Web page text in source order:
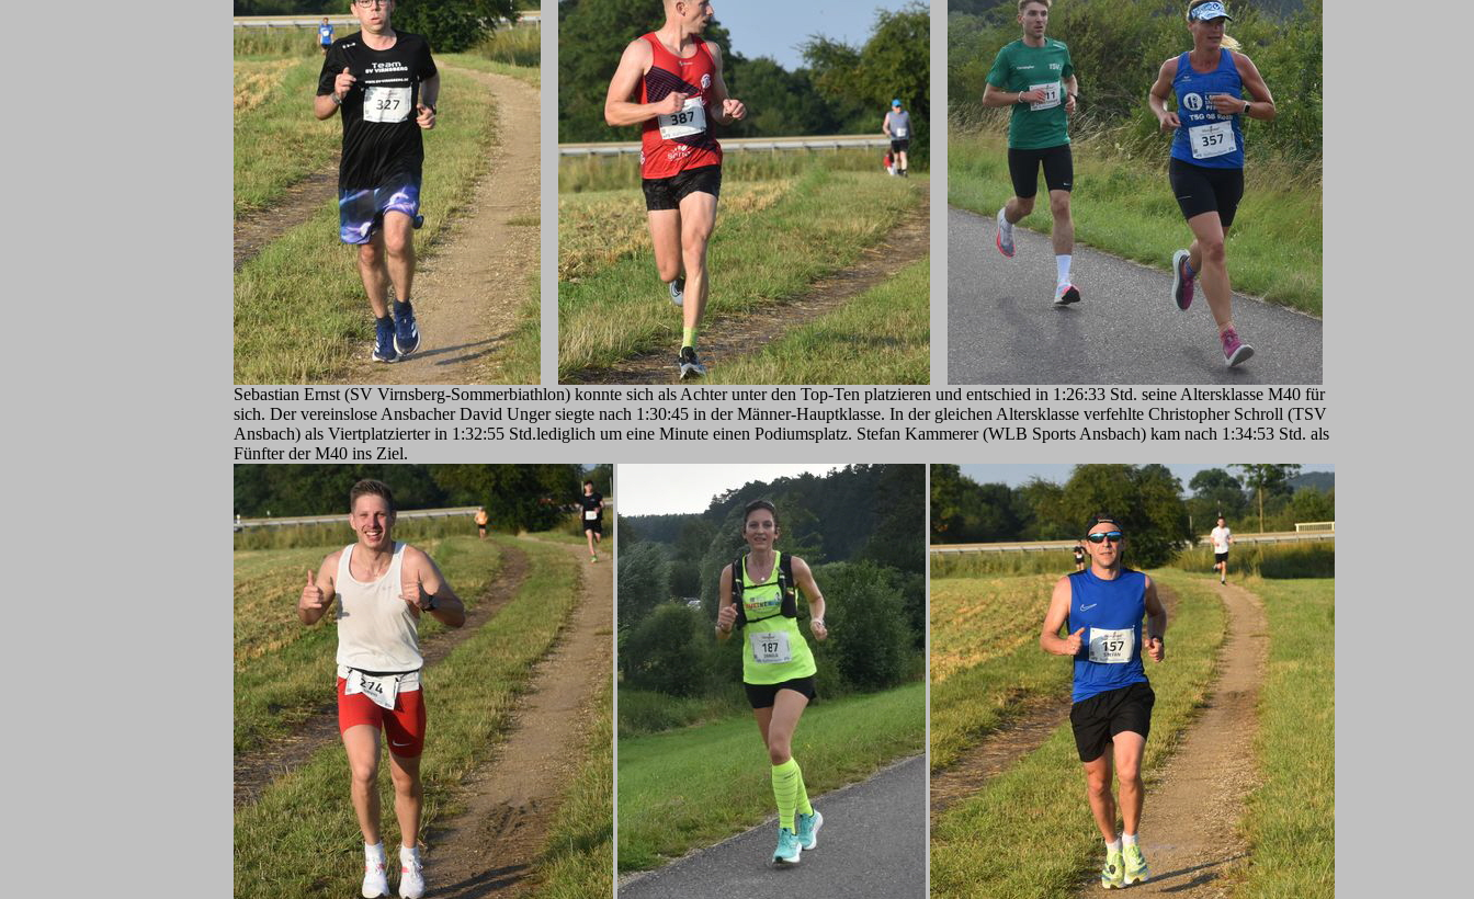
Sebastian Ernst (SV Virnsberg-Sommerbiathlon) konnte sich als Achter unter den Top-Ten platzieren und entschied in 1:26:33 Std. seine Altersklasse M40 für
sich. Der vereinslose Ansbacher David Unger siegte nach 1:30:45 in der Männer-Hauptklasse. In der gleichen Altersklasse verfehlte Christopher Schroll (TSV
Ansbach) als Viertplatzierter in 1:32:55 Std.lediglich um eine Minute einen Podiumsplatz. Stefan Kammerer (WLB Sports Ansbach) kam nach 1:34:53 Std. als
Fünfter der M40 ins Ziel.